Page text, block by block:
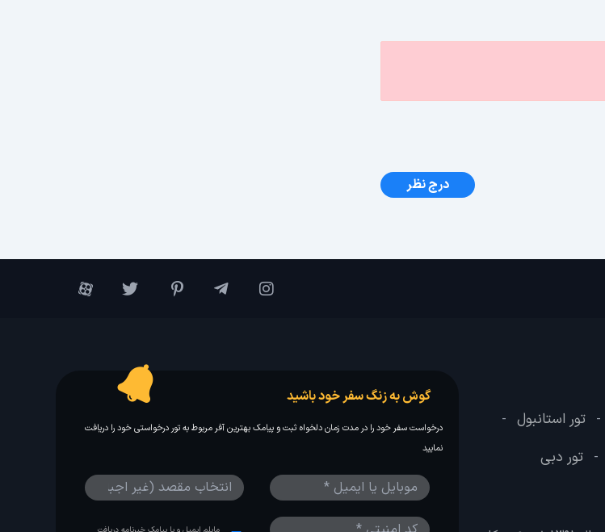
درج نظر
- تور استانبول -
- تور دبی
گوش به زنگ سفر خود باشید
درخواست سفر خود را در مدت زمان دلخواه ثبت و پیامک بهترین آفر مربوط به تور درخواستی خود را دریافت
نمایید